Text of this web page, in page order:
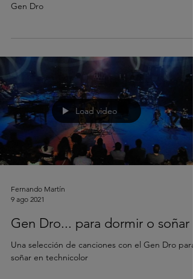
Gen Dro
Load video
Fernando Martín
9 ago 2021
Gen Dro... para dormir o soñar
Una selección de canciones con el Gen Dro para
soñar en technicolor